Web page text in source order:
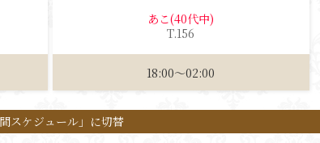
あこ(40代中)
T.156
18:00～02:00
間スケジュール」に切替